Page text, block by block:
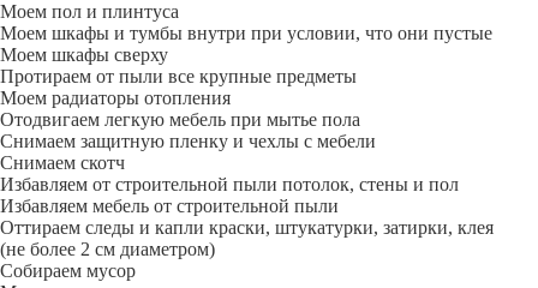
Моем пол и плинтуса
Моем шкафы и тумбы внутри при условии, что они пустые
Моем шкафы сверху
Протираем от пыли все крупные предметы
Моем радиаторы отопления
Отодвигаем легкую мебель при мытье пола
Снимаем защитную пленку и чехлы с мебели
Снимаем скотч
Избавляем от строительной пыли потолок, стены и пол
Избавляем мебель от строительной пыли
Оттираем следы и капли краски, штукатурки, затирки, клея
(не более 2 см диаметром)
Собираем мусор